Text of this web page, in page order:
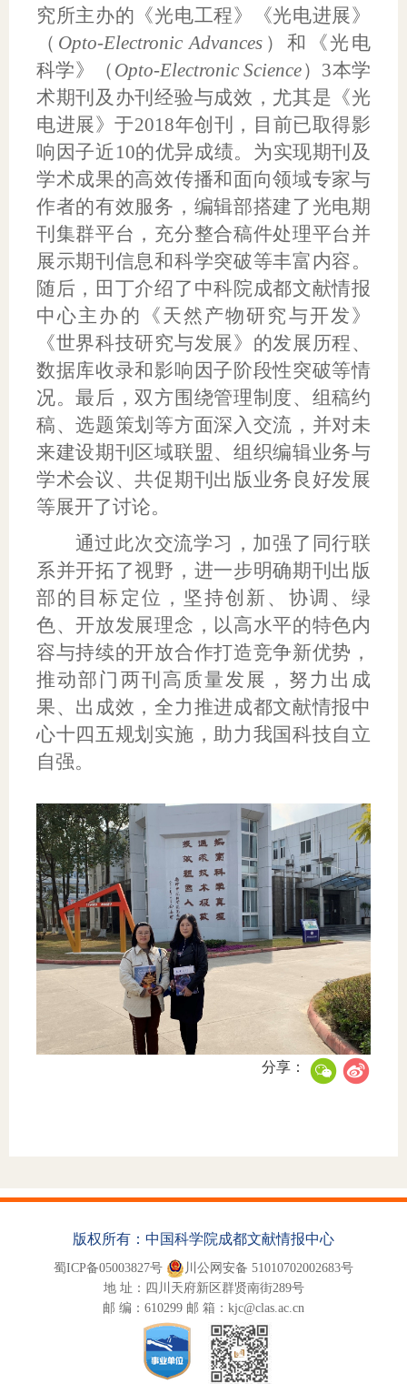
究所主办的《光电工程》《光电进展》
（ Opto-Electronic Advances ）和《光电
科学》（ Opto-Electronic Science） 3本学
术期刊及办刊经验与成效，尤其是《光
电进展》于2018年创刊，目前已取得影
响因子近 10的优异成绩。为实现期刊及
学术成果的高效传播和面向领域专家与
作者的有效服务，编辑部搭建了光电期
刊集群平台，充分整合稿件处理平台并
展示期刊信息和科学突破等丰富内容。
随后，田丁介绍了中科院成都文献情报
中心主办的《天然产物研究与开发》
《世界科技研究与发展》的发展历程、
数据库收录和影响因子阶段性突破等情
况。最后，双方围绕管理制度、组稿约
稿、选题策划等方面深入交流，并对未
来建设期刊区域联盟、组织编辑业务与
学术会议、共促期刊出版业务良好发展
等展开了讨论。
通过此次交流学习，加强了同行联
系并开拓了视野，进一步明确期刊出版
部的目标定位，坚持创新、协调、绿
色、开放发展理念，以高水平的特色内
容与持续的开放合作打造竞争新优势，
推动部门两刊高质量发展，努力出成
果、出成效，全力推进成都文献情报中
心十四五规划实施，助力我国科技自立
自强。
分享：
版权所有：中国科学院成都文献情报中心
蜀ICP备05003827号
川公网安备 51010702002683号
地 址：四川天府新区群贤南街289号
邮 编：610299 邮 箱：kjc@clas.ac.cn